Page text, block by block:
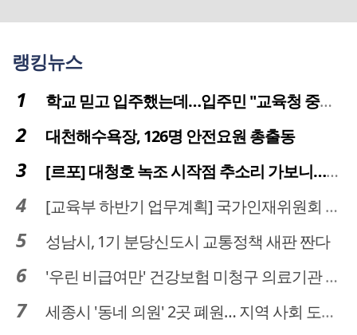
랭킹뉴스
학교 믿고 입주했는데…입주민 "교육청 중재 나서라"
대천해수욕장, 126명 안전요원 총출동
[르포] 대청호 녹조 시작점 추소리 가보니…걷어내도 짙은 초록빛
[교육부 하반기 업무계획] 국가인재위원회 신설… 거점국립대 3곳 성장엔진·AI 분야 패키지 지원
성남시, 1기 분당신도시 교통정책 새판 짠다
'우린 비급여만' 건강보험 미청구 의료기관 대전 65곳 충남 31곳
세종시 '동네 의원' 2곳 폐원… 지역 사회 도마 위